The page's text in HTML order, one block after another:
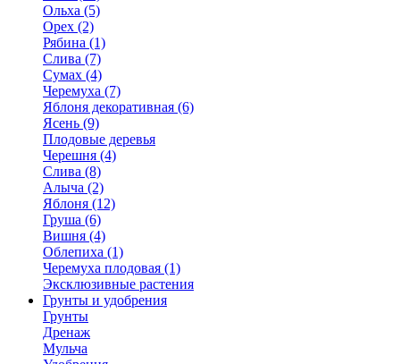
Ольха (5)
Орех (2)
Рябина (1)
Слива (7)
Сумах (4)
Черемуха (7)
Яблоня декоративная (6)
Ясень (9)
Плодовые деревья
Черешня (4)
Слива (8)
Алыча (2)
Яблоня (12)
Груша (6)
Вишня (4)
Облепиха (1)
Черемуха плодовая (1)
Эксклюзивные растения
Грунты и удобрения
Грунты
Дренаж
Мульча